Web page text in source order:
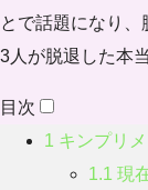
とで話題になり、
3人が脱退した本
目次
1 キンプリ
1.1 現